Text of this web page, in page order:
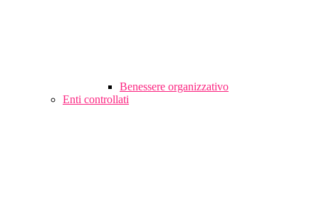
Benessere organizzativo
Enti controllati